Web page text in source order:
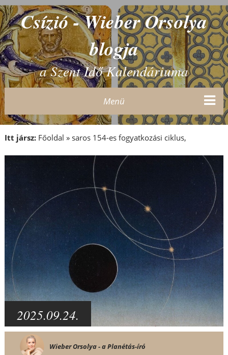
Csízió - Wieber Orsolya
blogja
a Szent Idő Kalendáriuma
Menü
Itt jársz: Főoldal » saros 154-es fogyatkozási ciklus,
2025.09.24.
Wieber Orsolya - a Planétás-író